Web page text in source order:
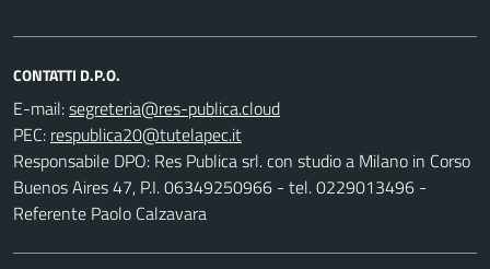
CONTATTI D.P.O.
E-mail:
PEC:
Responsabile DPO: Res Publica srl. con studio a Milano in Corso
Buenos Aires 47, P.I. 06349250966 - tel. 0229013496 -
Referente Paolo Calzavara